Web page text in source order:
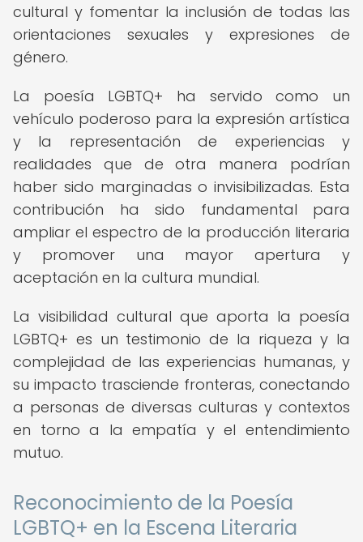
cultural y fomentar la inclusión de todas las
orientaciones sexuales y expresiones de
género.
La poesía LGBTQ+ ha servido como un
vehículo poderoso para la expresión artística
y la representación de experiencias y
realidades que de otra manera podrían
haber sido marginadas o invisibilizadas. Esta
contribución ha sido fundamental para
ampliar el espectro de la producción literaria
y promover una mayor apertura y
aceptación en la cultura mundial.
La visibilidad cultural que aporta la poesía
LGBTQ+ es un testimonio de la riqueza y la
complejidad de las experiencias humanas, y
su impacto trasciende fronteras, conectando
a personas de diversas culturas y contextos
en torno a la empatía y el entendimiento
mutuo.
Reconocimiento de la Poesía
LGBTQ+ en la Escena Literaria